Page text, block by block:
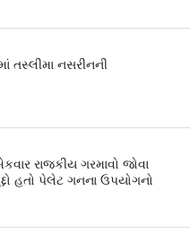
તસ્લીમા નસરીનની
રાજકીય ગરમાવો જોવા
હતો પેલેટ ગનના ઉપયોગનો